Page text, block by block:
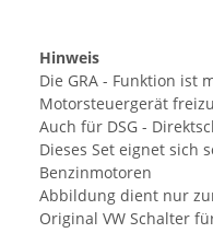
Hinweis
Die GRA - Funktion ist
Motorsteuergerät
Auch für DSG -
Dieses Set eignet sich
Benzinmotoren
Abbildung dient nur
Original VW Schalter